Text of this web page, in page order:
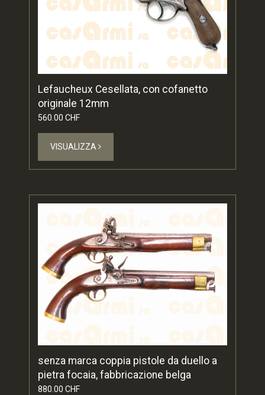
Lefaucheux Cesellata, con cofanetto
originale 12mm
560.00 CHF
VISUALIZZA
senza marca coppia pistole da duello a
pietra focaia, fabbricazione belga
880.00 CHF